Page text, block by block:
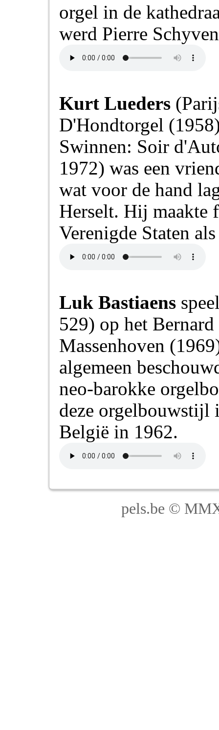
orgel in de
werd Pierre
Kurt Lueders
D'Hondtorgel
Swinnen: Soir
1972) was een
wat voor de hand
Herselt. Hij maakte
Verenigde Staten
Luk Bastiaens
529) op het
Massenhoven
algemeen
neo-barokke
deze orgelbouwstijl
België in 1962.
pels.be ©